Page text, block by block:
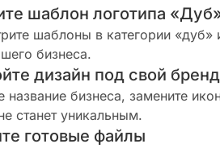
шаблон логотипа
шаблоны в категории «дуб»
бизнеса.
дизайн под свой бренд
название бизнеса, замените
станет уникальным.
готовые файлы